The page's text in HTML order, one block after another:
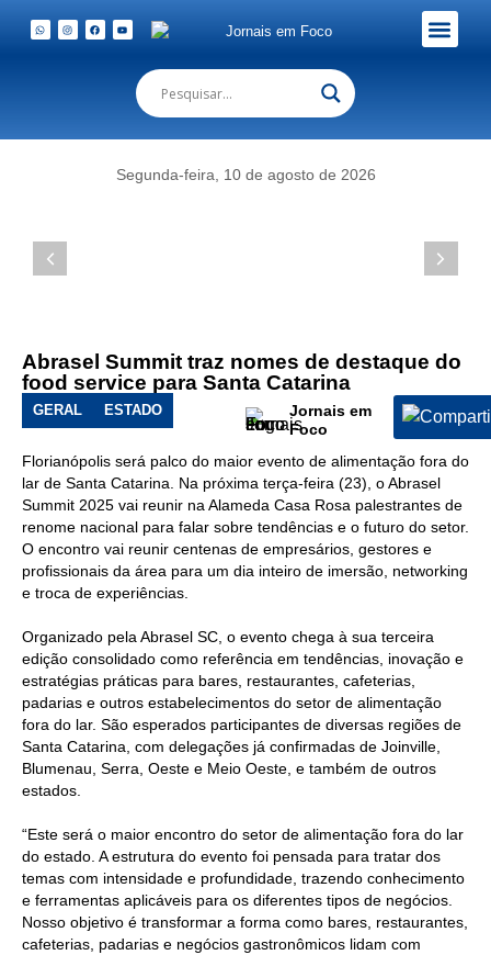
Segunda-feira, 10 de agosto de 2026
Abrasel Summit traz nomes de destaque do
food service para Santa Catarina
GERAL ESTADO
Jornais em
Foco
Florianópolis será palco do maior evento de alimentação fora do
lar de Santa Catarina. Na próxima terça-feira (23), o Abrasel
Summit 2025 vai reunir na Alameda Casa Rosa palestrantes de
renome nacional para falar sobre tendências e o futuro do setor.
O encontro vai reunir centenas de empresários, gestores e
profissionais da área para um dia inteiro de imersão, networking
e troca de experiências.
Organizado pela Abrasel SC, o evento chega à sua terceira
edição consolidado como referência em tendências, inovação e
estratégias práticas para bares, restaurantes, cafeterias,
padarias e outros estabelecimentos do setor de alimentação
fora do lar. São esperados participantes de diversas regiões de
Santa Catarina, com delegações já confirmadas de Joinville,
Blumenau, Serra, Oeste e Meio Oeste, e também de outros
estados.
“Este será o maior encontro do setor de alimentação fora do lar
do estado. A estrutura do evento foi pensada para tratar dos
temas com intensidade e profundidade, trazendo conhecimento
e ferramentas aplicáveis para os diferentes tipos de negócios.
Nosso objetivo é transformar a forma como bares, restaurantes,
cafeterias, padarias e negócios gastronômicos lidam com